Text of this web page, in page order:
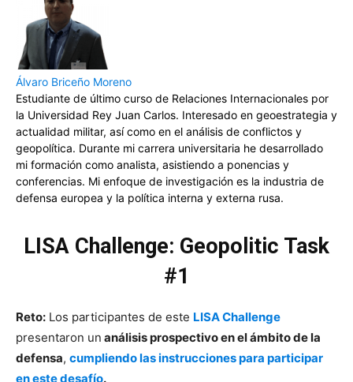
Álvaro Briceño Moreno
Estudiante de último curso de Relaciones Internacionales por
la Universidad Rey Juan Carlos. Interesado en geoestrategia y
actualidad militar, así como en el análisis de conflictos y
geopolítica. Durante mi carrera universitaria he desarrollado
mi formación como analista, asistiendo a ponencias y
conferencias. Mi enfoque de investigación es la industria de
defensa europea y la política interna y externa rusa.
LISA Challenge: Geopolitic Task
#1
Reto: Los participantes de este LISA Challenge
presentaron un análisis prospectivo en el ámbito de la
defensa, cumpliendo las instrucciones para participar
en este desafío.